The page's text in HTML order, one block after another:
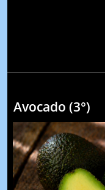
Avocado (3°)